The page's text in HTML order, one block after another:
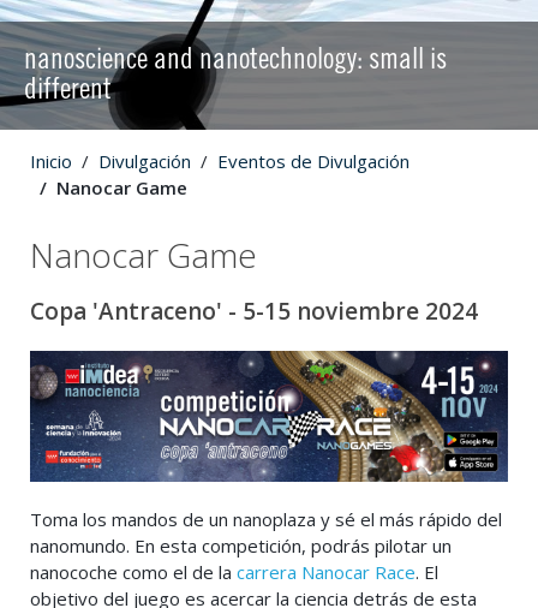
nanoscience and nanotechnology: small is
different
Inicio Divulgación
Eventos de Divulgación
Nanocar Game
Nanocar Game
Copa 'Antraceno' - 5-15 noviembre 2024
Toma los mandos de un nanoplaza y sé el más rápido del
nanomundo. En esta competición, podrás pilotar un
nanocoche como el de la carrera Nanocar Race. El
objetivo del juego es acercar la ciencia detrás de esta